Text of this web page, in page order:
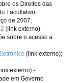
os Direitos das
Facultativo,
de 2007;
(link externo) -
sobre o acesso a
(link externo);
externo) -
em Governo